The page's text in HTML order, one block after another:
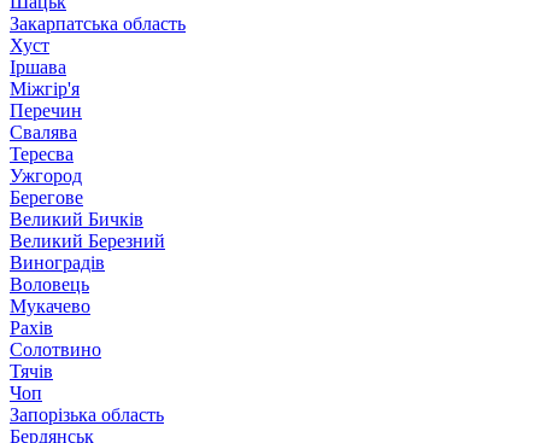
Закарпатська область
Хуст
Іршава
Міжгір'я
Перечин
Свалява
Тересва
Ужгород
Берегове
Великий Бичків
Великий Березний
Виноградів
Воловець
Мукачево
Рахів
Солотвино
Тячів
Чоп
Запорізька область
Бердянськ